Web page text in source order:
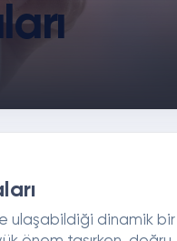
ulaşabildiği dinamik bir